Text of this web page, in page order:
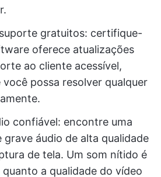
gratuitos: certifique-
oferece atualizações
ao cliente acessível,
possa resolver qualquer
confiável: encontre uma
áudio de alta qualidade
de tela. Um som nítido é
a qualidade do vídeo